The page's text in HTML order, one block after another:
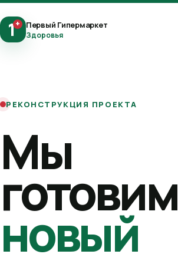
1+ Первый Гипермаркет
Здоровья
РЕКОНСТРУКЦИЯ ПРОЕКТА
Мы
готовим
новый